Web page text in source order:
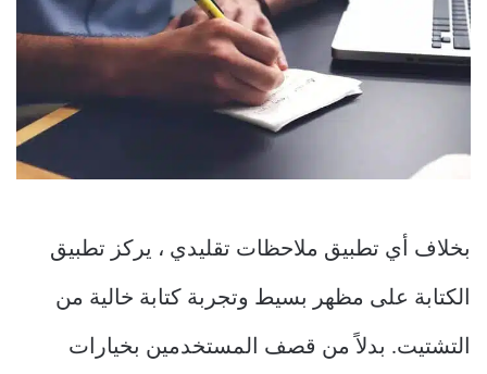
بخلاف أي تطبيق ملاحظات تقليدي ، يركز تطبيق
الكتابة على مظهر بسيط وتجربة كتابة خالية من
التشتيت. بدلاً من قصف المستخدمين بخيارات